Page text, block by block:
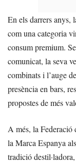
En els darrers anys,
com una categoria
consum premium.
comunicat, la seva
combinats i l’auge
presència en bars,
propostes de més
A més, la Federació
la Marca Espanya
tradició